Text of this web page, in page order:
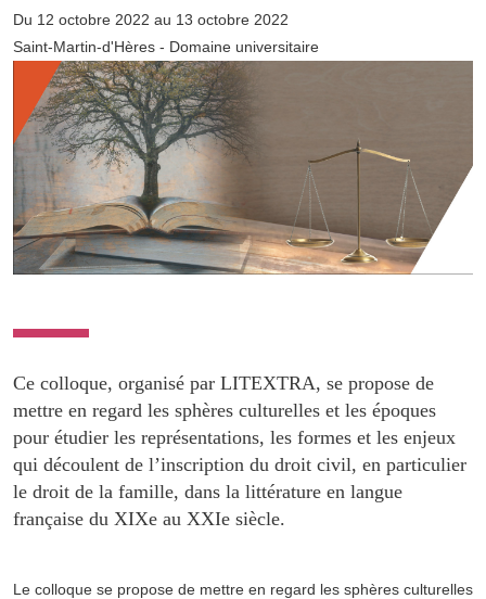
Du 12 octobre 2022 au 13 octobre 2022
Saint-Martin-d'Hères - Domaine universitaire
Ce colloque, organisé par LITEXTRA, se propose de
mettre en regard les sphères culturelles et les époques
pour étudier les représentations, les formes et les enjeux
qui découlent de l’inscription du droit civil, en particulier
le droit de la famille, dans la littérature en langue
française du XIXe au XXIe siècle.
Le colloque se propose de mettre en regard les sphères culturelles